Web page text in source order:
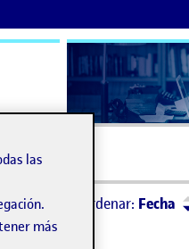
Ordenar: Fecha
las
más